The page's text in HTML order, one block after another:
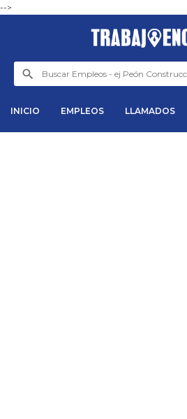
-->
INICIO EMPLEOS LLAMADOS